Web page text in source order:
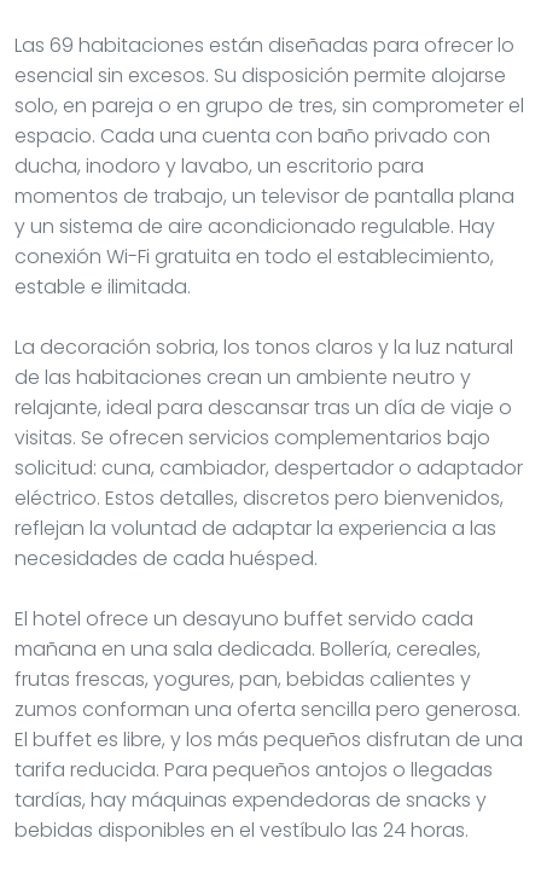
Las 69 habitaciones están diseñadas para ofrecer lo
esencial sin excesos. Su disposición permite alojarse
solo, en pareja o en grupo de tres, sin comprometer el
espacio. Cada una cuenta con baño privado con
ducha, inodoro y lavabo, un escritorio para
momentos de trabajo, un televisor de pantalla plana
y un sistema de aire acondicionado regulable. Hay
conexión Wi-Fi gratuita en todo el establecimiento,
estable e ilimitada.
La decoración sobria, los tonos claros y la luz natural
de las habitaciones crean un ambiente neutro y
relajante, ideal para descansar tras un día de viaje o
visitas. Se ofrecen servicios complementarios bajo
solicitud: cuna, cambiador, despertador o adaptador
eléctrico. Estos detalles, discretos pero bienvenidos,
reflejan la voluntad de adaptar la experiencia a las
necesidades de cada huésped.
El hotel ofrece un desayuno buffet servido cada
mañana en una sala dedicada. Bollería, cereales,
frutas frescas, yogures, pan, bebidas calientes y
zumos conforman una oferta sencilla pero generosa.
El buffet es libre, y los más pequeños disfrutan de una
tarifa reducida. Para pequeños antojos o llegadas
tardías, hay máquinas expendedoras de snacks y
bebidas disponibles en el vestíbulo las 24 horas.